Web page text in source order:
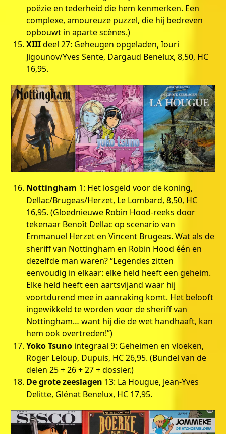
poëzie en tederheid die hem kenmerken. Een
complexe, amoureuze puzzel, die hij bedreven
opbouwt in aparte scènes.)
XIIIdeel 27: Geheugen opgeladen, Iouri
Jigounov/Yves Sente, Dargaud Benelux, 8,50, HC
16,95.
Nottingham 1: Het losgeld voor de koning,
Dellac/Brugeas/Herzet, Le Lombard, 8,50, HC
16,95. (Gloednieuwe Robin Hood-reeks door
tekenaar Benoît Dellac op scenario van
Emmanuel Herzet en Vincent Brugeas. Wat als de
sheriff van Nottingham en Robin Hood één en
dezelfde man waren? “Legendes zitten
eenvoudig in elkaar: elke held heeft een geheim.
Elke held heeft een aartsvijand waar hij
voortdurend mee in aanraking komt. Het belooft
ingewikkeld te worden voor de sheriff van
Nottingham… want hij die de wet handhaaft, kan
hem ook overtreden!”)
Yoko Tsuno integraal 9: Geheimen en vloeken,
Roger Leloup, Dupuis, HC 26,95. (Bundel van de
delen 25 + 26 + 27 + dossier.)
De grote zeeslagen 13: La Hougue, Jean-Yves
Delitte, Glénat Benelux, HC 17,95.